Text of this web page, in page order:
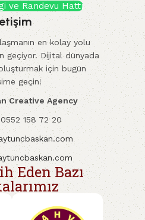
ve Randevu Hattı
en kolay yolu
geçiyor. Dijital dünyada
için bugün
geçin!
Creative Agency
0552 158 72 20
Eden Bazı